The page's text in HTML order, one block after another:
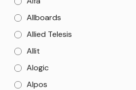
Allboards
Allied Telesis
Allit
Alogic
Alpos